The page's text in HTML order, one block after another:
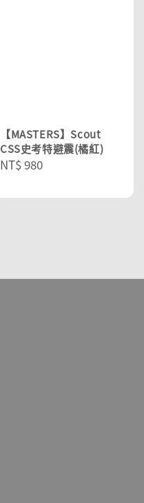
【MASTERS】Scout
CSS史考特避震(橘紅)
Regular
NT$ 980